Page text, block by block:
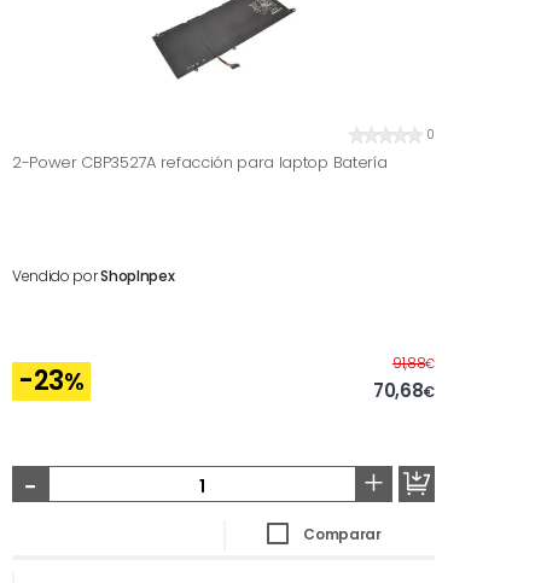
0
2-Power CBP3527A refacción para laptop Batería
Vendido porShopInpex
-23%
91,88€Antes
70,68€
- +
Comparar